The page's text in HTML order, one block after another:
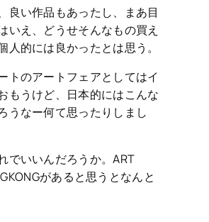
良い作品もあったし、まあ目
いえ、どうせそんなもの買え
人的には良かったとは思う。
トのアートフェアとしてはイ
もうけど、日本的にはこんな
うなー何て思ったりしまし
でいいんだろうか。ART
があると思うとなんと